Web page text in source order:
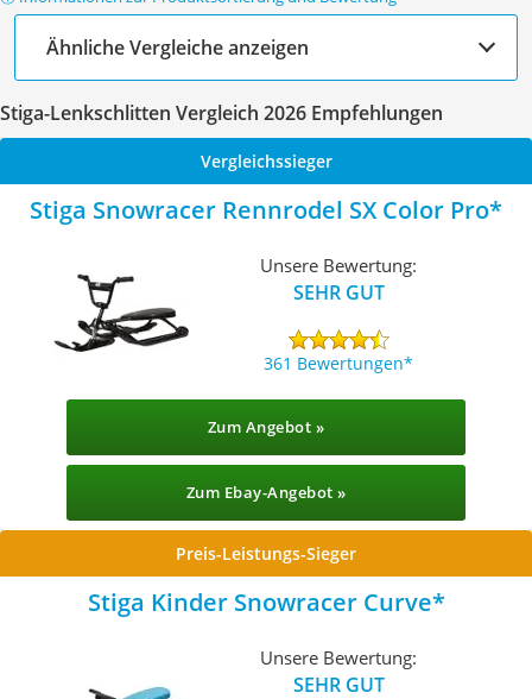
Ähnliche Vergleiche anzeigen
Stiga-Lenkschlitten Vergleich 2026 Empfehlungen
Vergleichssieger
Stiga Snowracer Rennrodel SX Color Pro
Unsere Bewertung:
SEHR GUT
361 Bewertungen
Zum Angebot »
Zum Ebay-Angebot »
Preis-Leistungs-Sieger
Stiga Kinder Snowracer Curve
Unsere Bewertung:
SEHR GUT